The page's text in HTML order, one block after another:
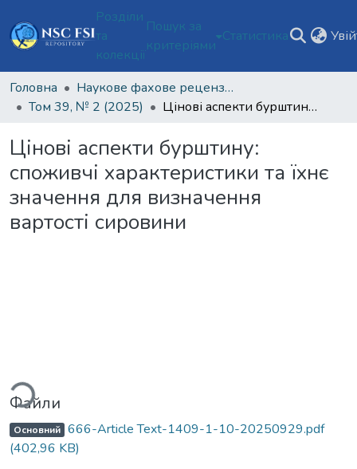
Розділи
та
колекції
Пошук за
критеріями
Статистика
Головна
Наукове фахове рецензоване видання відкритого доступу "Теорія та практика судової експертизи і криміналістики"
Том 39, № 2 (2025)
Цінові аспекти бурштину: споживчі характеристики та їхнє значення для визначення вартості сировини
Цінові аспекти бурштину:
споживчі характеристики та їхнє
значення для визначення
вартості сировини
Вантажиться...
Файли
Основний 666-Article Text-1409-1-10-20250929.pdf
(402,96 KB)